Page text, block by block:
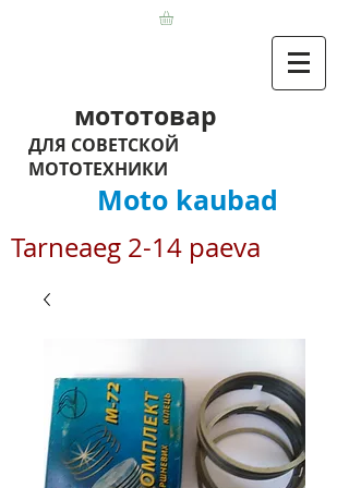
мототовар
ДЛЯ СОВЕТСКОЙ
МОТОТЕХНИКИ
Moto kaubad
Tarneaeg 2-14 paeva